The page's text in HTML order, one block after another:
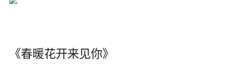
《春暖花开来见你》